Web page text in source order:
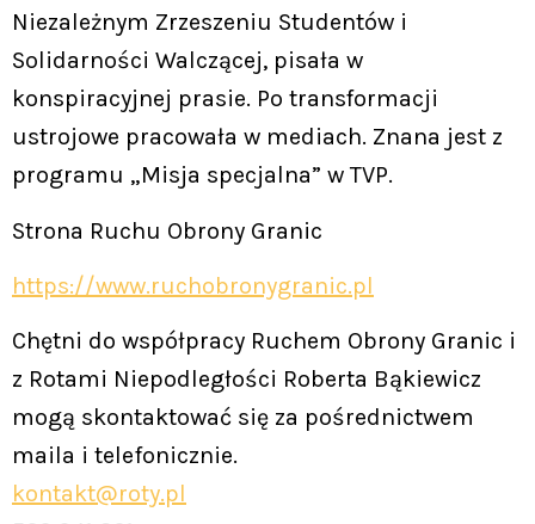
Niezależnym Zrzeszeniu Studentów i
Solidarności Walczącej, pisała w
konspiracyjnej prasie. Po transformacji
ustrojowe pracowała w mediach. Znana jest z
programu „Misja specjalna” w TVP.
Strona Ruchu Obrony Granic
https://www.ruchobronygranic.pl
Chętni do współpracy Ruchem Obrony Granic i
z Rotami Niepodległości Roberta Bąkiewicz
mogą skontaktować się za pośrednictwem
maila i telefonicznie.
kontakt@roty.pl